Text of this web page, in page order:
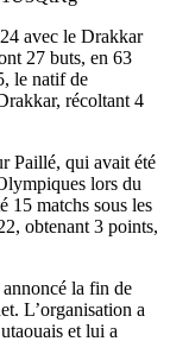
avec le Drakkar
27 buts, en 63
le natif de
récoltant 4
Paillé, qui avait été
lors du
15 matchs sous les
obtenant 3 points,
la fin de
L’organisation a
et lui a